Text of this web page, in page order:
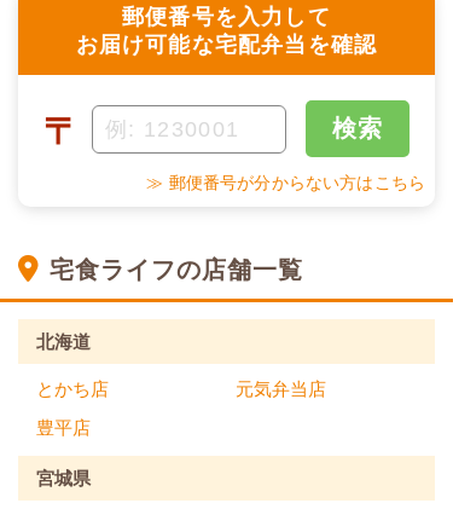
郵便番号を入力して
お届け可能な宅配弁当を確認
〒 検索
≫ 郵便番号が分からない方はこちら
宅食ライフの店舗一覧
北海道
とかち店
元気弁当店
豊平店
宮城県